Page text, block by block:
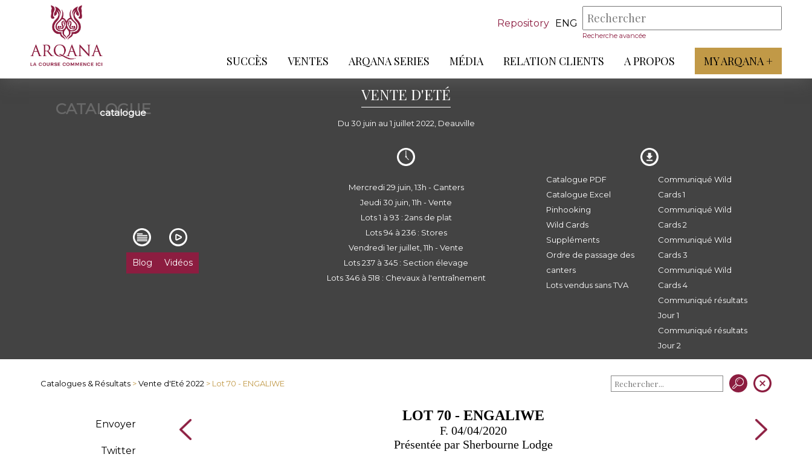
Repository ENG
Recherche avancée
SUCCÈS VENTES ARQANA SERIES MÉDIA RELATION CLIENTS A PROPOS MY ARQANA +
CATALOGUE
catalogue
VENTE D'ETÉ
Du 30 juin au 1 juillet 2022, Deauville
Blog Vidéos
Mercredi 29 juin, 13h - Canters
Jeudi 30 juin, 11h - Vente
Lots 1 à 93 : 2ans de plat
Lots 94 à 236 : Stores
Vendredi 1er juillet, 11h - Vente
Lots 237 à 345 : Section élevage
Lots 346 à 518 : Chevaux à l'entraînement
Catalogue PDF
Catalogue Excel
Pinhooking
Wild Cards
Suppléments
Ordre de passage des
canters
Lots vendus sans TVA
Communiqué Wild
Cards 1
Communiqué Wild
Cards 2
Communiqué Wild
Cards 3
Communiqué Wild
Cards 4
Communiqué résultats
Jour 1
Communiqué résultats
Jour 2
Catalogues & Résultats >Vente d'Eté 2022 > Lot 70 - ENGALIWE
Envoyer
Twitter
LOT 70 - ENGALIWE
F. 04/04/2020
Présentée par Sherbourne Lodge